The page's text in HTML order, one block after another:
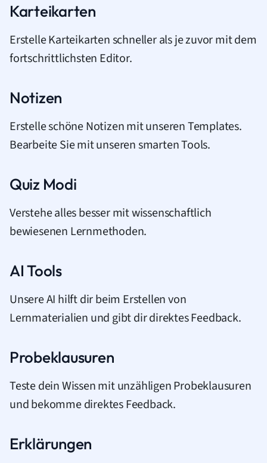
Karteikarten
Erstelle Karteikarten schneller als je zuvor mit dem
fortschrittlichsten Editor.
Notizen
Erstelle schöne Notizen mit unseren Templates.
Bearbeite Sie mit unseren smarten Tools.
Quiz Modi
Verstehe alles besser mit wissenschaftlich
bewiesenen Lernmethoden.
AI Tools
Unsere AI hilft dir beim Erstellen von
Lernmaterialien und gibt dir direktes Feedback.
Probeklausuren
Teste dein Wissen mit unzähligen Probeklausuren
und bekomme direktes Feedback.
Erklärungen